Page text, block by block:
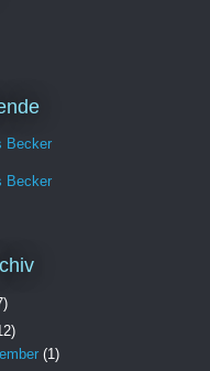
Becker
Becker
(1)